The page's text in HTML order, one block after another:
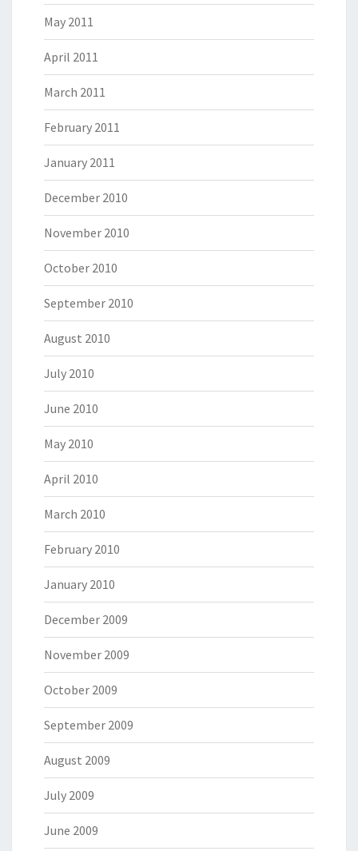
May 2011
April 2011
March 2011
February 2011
January 2011
December 2010
November 2010
October 2010
September 2010
August 2010
July 2010
June 2010
May 2010
April 2010
March 2010
February 2010
January 2010
December 2009
November 2009
October 2009
September 2009
August 2009
July 2009
June 2009